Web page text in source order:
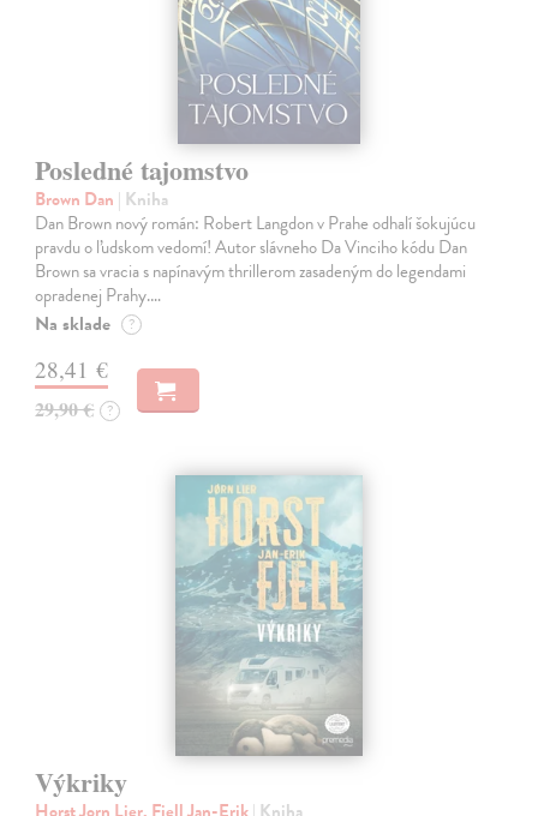
Posledné tajomstvo
Brown Dan | Kniha
Dan Brown nový román: Robert Langdon v Prahe odhalí šokujúcu
pravdu o ľudskom vedomí! Autor slávneho Da Vinciho kódu Dan
Brown sa vracia s napínavým thrillerom zasadeným do legendami
opradenej Prahy.…
Na sklade ?
28,41 €
29,90 € ?
Výkriky